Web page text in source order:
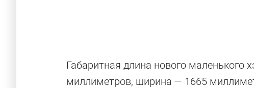
Габаритная длина нового маленького
миллиметров, ширина — 1665